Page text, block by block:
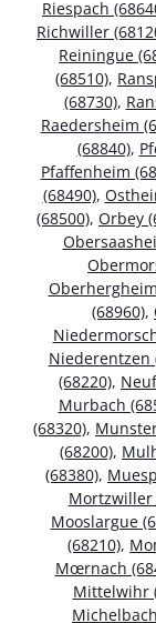
Riespach
Richwiller
Reiningue
(68510),
(68730),
Raedersheim
(68840),
Pfaffenheim
(68490),
(68500), Orbey
(68960),
Niederentzen
(68220),
Murbach
(68320),
(68200),
(68380),
Mortzwiller
Mooslargue
(68210),
Mœrnach
Mittelwihr